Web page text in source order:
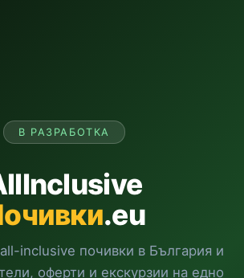
В РАЗРАБОТКА
.eu
inclusive почивки в България и
оферти и екскурзии на едно